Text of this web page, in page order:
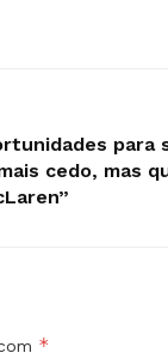
para
cedo, mas
*